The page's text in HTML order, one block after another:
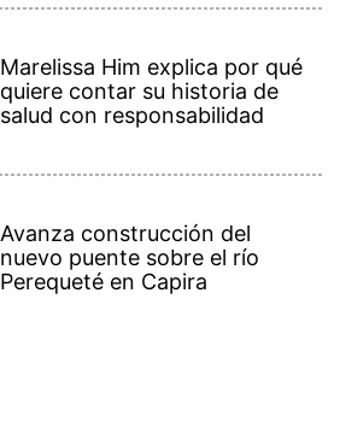
Marelissa Him explica por qué
quiere contar su historia de
salud con responsabilidad
Avanza construcción del
nuevo puente sobre el río
Perequeté en Capira